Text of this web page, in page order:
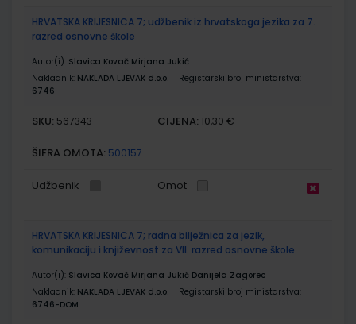
HRVATSKA KRIJESNICA 7; udžbenik iz hrvatskoga jezika za 7.
razred osnovne škole
Autor(i): Slavica Kovač Mirjana Jukić
Nakladnik: NAKLADA LJEVAK d.o.o.
Registarski broj ministarstva:
6746
SKU: 567343 CIJENA: 10,30 €
ŠIFRA OMOTA: 500157
Udžbenik Omot
HRVATSKA KRIJESNICA 7; radna bilježnica za jezik,
komunikaciju i književnost za VII. razred osnovne škole
Autor(i): Slavica Kovač Mirjana Jukić Danijela Zagorec
Nakladnik: NAKLADA LJEVAK d.o.o.
Registarski broj ministarstva:
6746-DOM